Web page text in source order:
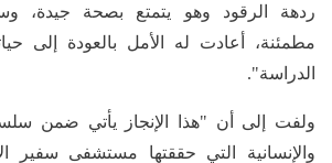
ردهة الرقود وهو يتمتع بصحة جيدة،
مطمئنة، أعادت له الأمل بالعودة إلى
الدراسة".
ولفت إلى أن "هذا الإنجاز يأتي ضمن
والإنسانية التي حققتها مستشفى سفير